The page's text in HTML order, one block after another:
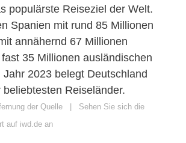
populärste Reiseziel der Welt.
Spanien mit rund 85 Millionen
annähernd 67 Millionen
35 Millionen ausländischen
Jahr 2023 belegt Deutschland
beliebtesten Reiseländer.
der Quelle
Sehen Sie sich die
auf iwd.de an